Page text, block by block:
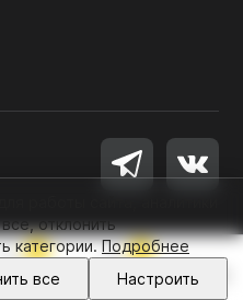
0
Корзина
0
Войти
отклонить
категории.Подробнее
все Настроить